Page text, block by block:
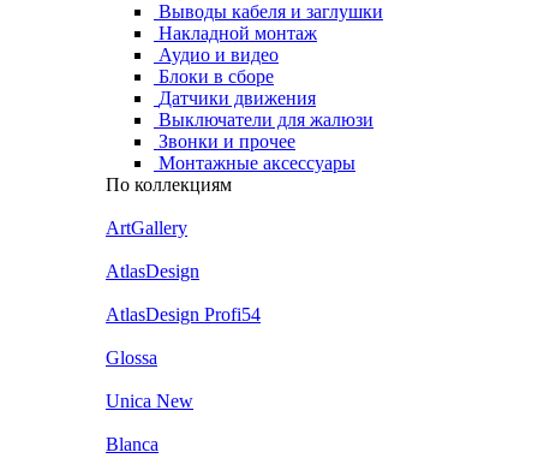
Выводы кабеля и заглушки
Накладной монтаж
Аудио и видео
Блоки в сборе
Датчики движения
Выключатели для жалюзи
Звонки и прочее
Монтажные аксессуары
По коллекциям
ArtGallery
AtlasDesign
AtlasDesign Profi54
Glossa
Unica New
Blanca